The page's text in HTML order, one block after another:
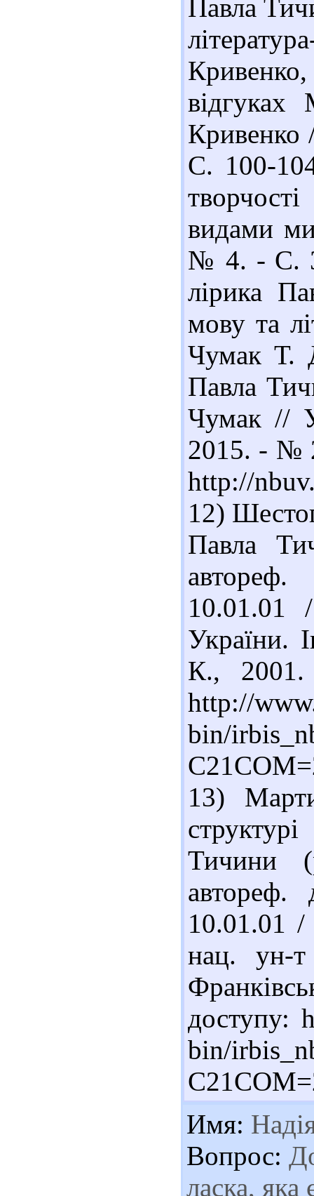
Павла
Кривенко
С. 100-
видами
№ 4. - С.
лірика
мову та
Чумак Т.
Павла
Чумак //
2015. - №
http://
12)
Павла
України.
К.,
http://
bin/
13)
Тичини
10.01.01
нац. ун-
доступу:
bin/
Имя:
Вопрос:
ласка, яка